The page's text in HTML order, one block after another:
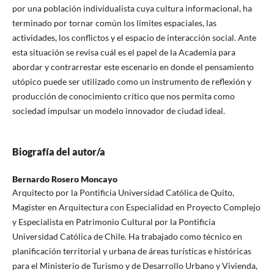
por una población individualista cuya cultura informacional, ha
terminado por tornar común los límites espaciales, las
actividades, los conflictos y el espacio de interacción social. Ante
esta situación se revisa cuál es el papel de la Academia para
abordar y contrarrestar este escenario en donde el pensamiento
utópico puede ser utilizado como un instrumento de reflexión y
producción de conocimiento crítico que nos permita como
sociedad impulsar un modelo innovador de ciudad ideal.
Biografía del autor/a
Bernardo Rosero Moncayo
Arquitecto por la Pontificia Universidad Católica de Quito,
Magister en Arquitectura con Especialidad en Proyecto Complejo
y Especialista en Patrimonio Cultural por la Pontificia
Universidad Católica de Chile. Ha trabajado como técnico en
planificación territorial y urbana de áreas turísticas e históricas
para el Ministerio de Turismo y de Desarrollo Urbano y Vivienda,